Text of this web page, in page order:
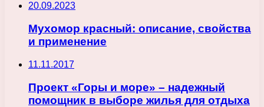
20.09.2023
Мухомор красный: описание, свойства
и применение
11.11.2017
Проект «Горы и море» – надежный
помощник в выборе жилья для отдыха